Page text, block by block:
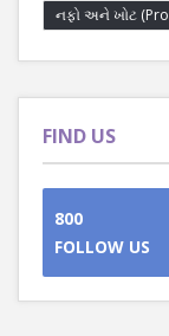
નફો અને ખોટ
FIND US
800
FOLLOW US